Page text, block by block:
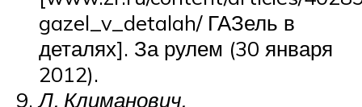
gazel_v_detalah/ ГАЗель в
деталях]. За рулем (30 января
2012).
Л. Климанович.